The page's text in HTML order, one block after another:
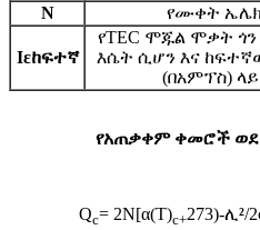
N
የሙቀት
Iεከፍተኛ
የTEC ሞጁል ሞቃት
እሴት ሲሆን እና
(በአምፕስ)
የአጠቃቀም ቀመሮች
Qc= 2N[α(T)c+273)-ሊ²/